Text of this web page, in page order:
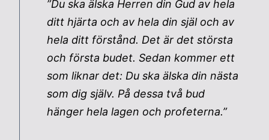
”Du ska älska Herren din Gud av hela
ditt hjärta och av hela din själ och av
hela ditt förstånd. Det är det största
och första budet. Sedan kommer ett
som liknar det: Du ska älska din nästa
som dig själv. På dessa två bud
hänger hela lagen och profeterna.”